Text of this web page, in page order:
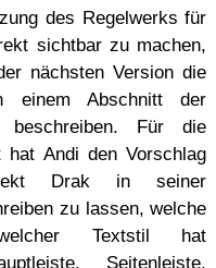
des Regelwerks für
sichtbar zu machen,
nächsten Version die
einem Abschnitt der
beschreiben. Für die
hat Andi den Vorschlag
Drak in seiner
zu lassen, welche
Textstil hat
Seitenleiste,